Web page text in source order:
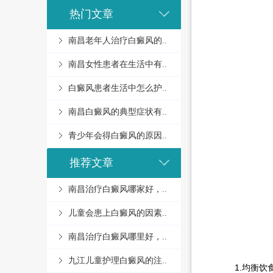
热门文章
南昌老年人治疗白癜风的..
南昌女性患者在生活中有..
白癜风患者生活中怎么护..
南昌白癜风的典型症状有..
青少年会得白癜风的原因..
推荐文章
南昌治疗白癜风哪家好，..
儿童会患上白癜风的因素..
南昌治疗白癜风哪里好，..
九江儿童护理白癜风的注..
1.均衡饮